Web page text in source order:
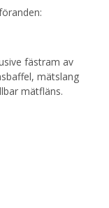
fästram av
mätslang
mätfläns.